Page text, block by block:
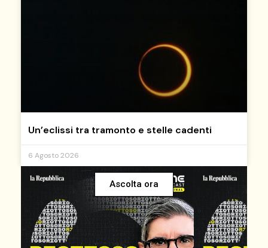
Un’eclissi tra tramonto e stelle cadenti
6 Agosto 2026
Ascolta ora